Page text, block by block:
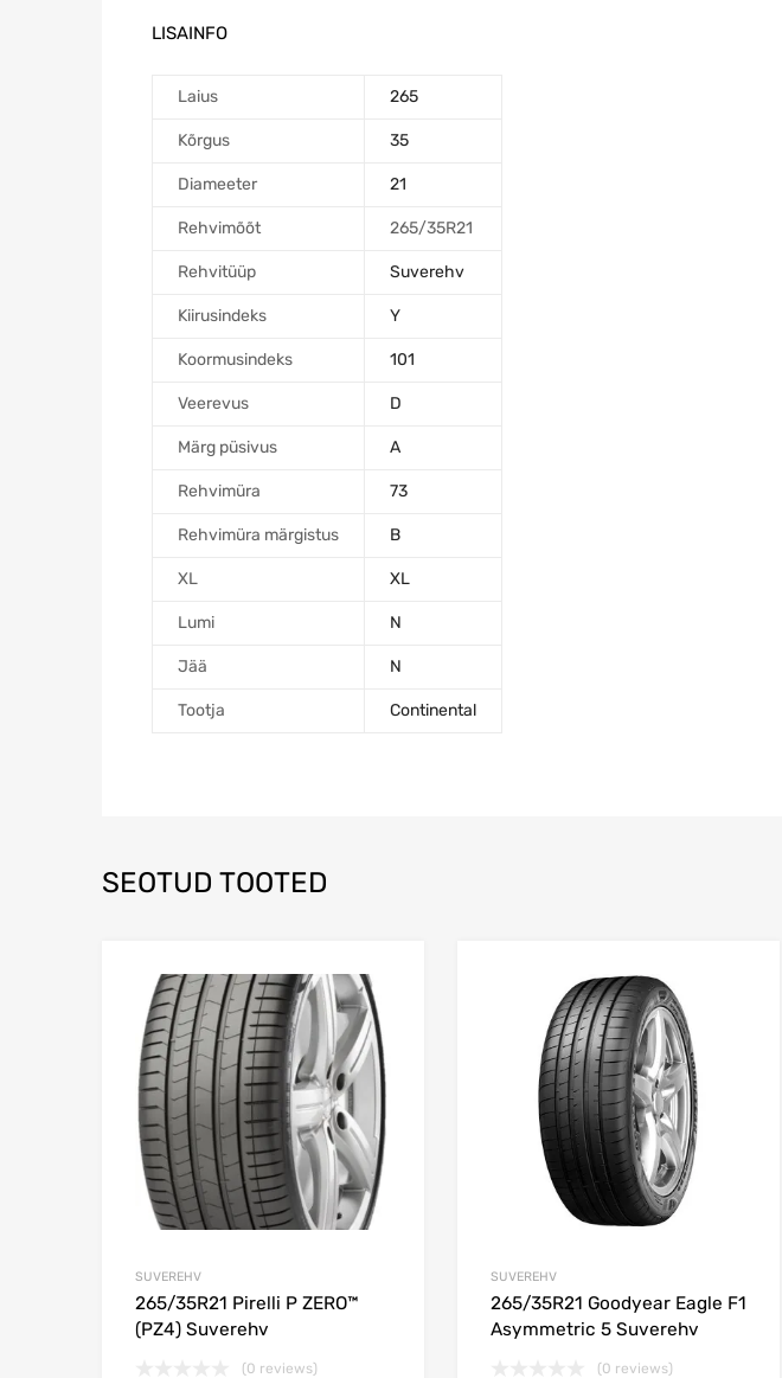
LISAINFO
Laius 265
Kõrgus 35
Diameeter 21
Rehvimõõt 265/35R21
Rehvitüüp Suverehv
Kiirusindeks Y
Koormusindeks 101
Veerevus D
Märg püsivus A
Rehvimüra 73
Rehvimüra märgistus B
XL XL
Lumi N
Jää N
Tootja Continental
SEOTUD TOOTED
SUVEREHV
265/35R21 Pirelli P ZERO™
(PZ4) Suverehv
(0 reviews)
SUVEREHV
265/35R21 Goodyear Eagle F1
Asymmetric 5 Suverehv
(0 reviews)